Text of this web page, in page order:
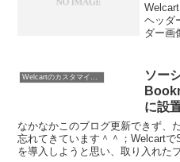
ヘッダ
ダー画
ライダ
のでは
ソー
に設
なかなかこのブログ更新できず、
忘れてきています＾＾；Welcartで
を導入しようと思い、取り入れた